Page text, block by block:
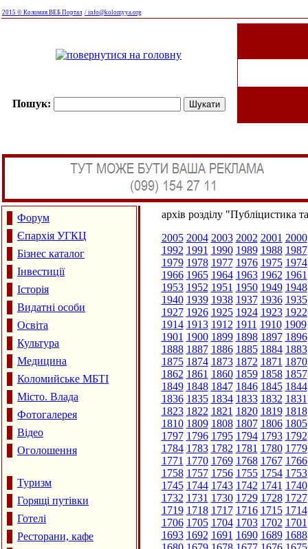
2015 © Коломия ВЕБ Портал / info@kolomyya.org
Пошук:
Форум
Єпархія УГКЦ
Бізнес каталог
Інвестиції
Історія
Видатні особи
Освіта
Культура
Медицина
Коломийське МБТІ
Місто. Влада
Фотогалерея
Відео
Оголошення
Туризм
Горящі путівки
Готелі
Ресторани, кафе
архів розділу "Публіцистика
2005 2004 2003 2002 2001 2000
1992 1991 1990 1989 1988 1987
1979 1978 1977 1976 1975 1974
1966 1965 1964 1963 1962 1961
1953 1952 1951 1950 1949 1948
1940 1939 1938 1937 1936 1935
1927 1926 1925 1924 1923 1922
1914 1913 1912 1911 1910 1909
1901 1900 1899 1898 1897 1896
1888 1887 1886 1885 1884 1883
1875 1874 1873 1872 1871 1870
1862 1861 1860 1859 1858 1857
1849 1848 1847 1846 1845 1844
1836 1835 1834 1833 1832 1831
1823 1822 1821 1820 1819 1818
1810 1809 1808 1807 1806 1805
1797 1796 1795 1794 1793 1792
1784 1783 1782 1781 1780 1779
1771 1770 1769 1768 1767 1766
1758 1757 1756 1755 1754 1753
1745 1744 1743 1742 1741 1740
1732 1731 1730 1729 1728 1727
1719 1718 1717 1716 1715 1714
1706 1705 1704 1703 1702 1701
1693 1692 1691 1690 1689 1688